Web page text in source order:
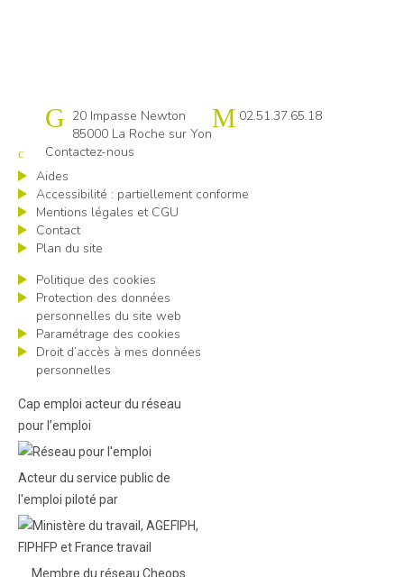
Cap emploi 85
20 Impasse Newton
85000 La Roche sur Yon
02.51.37.65.18
Contactez-nous
Aides
Accessibilité : partiellement conforme
Mentions légales et CGU
Contact
Plan du site
Politique des cookies
Protection des données
personnelles du site web
Paramétrage des cookies
Droit d’accès à mes données
personnelles
Cap emploi acteur du réseau
pour l’emploi
Acteur du service public de
l'emploi piloté par
Membre du réseau Cheops